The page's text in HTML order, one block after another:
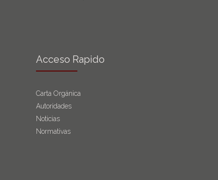
Acceso Rapido
Carta Orgánica
Autoridades
Noticias
Normativas